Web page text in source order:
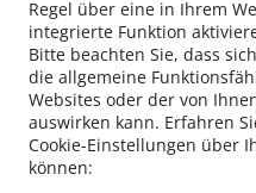
Regel über eine in Ihrem
integrierte Funktion
Bitte beachten Sie, dass
die allgemeine
Websites oder der von
auswirken kann. Erfahren
Cookie-Einstellungen über
können: